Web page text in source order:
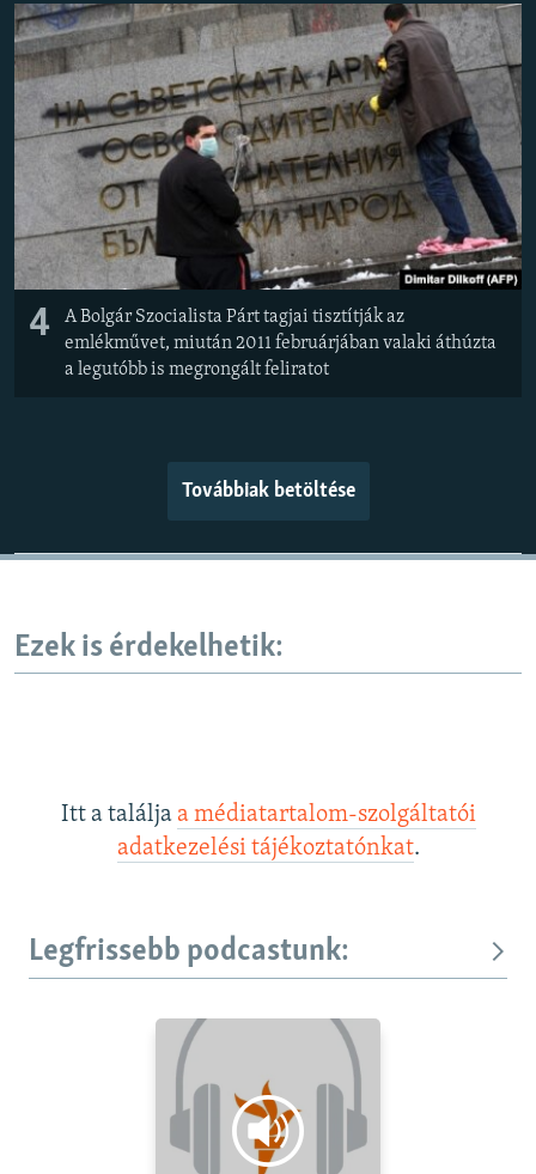
4
A Bolgár Szocialista Párt tagjai tisztítják az
emlékművet, miután 2011 februárjában valaki áthúzta
a legutóbb is megrongált feliratot
Továbbiak betöltése
Ezek is érdekelhetik:
Itt a találja a médiatartalom-szolgáltatói
adatkezelési tájékoztatónkat.
Legfrissebb podcastunk: